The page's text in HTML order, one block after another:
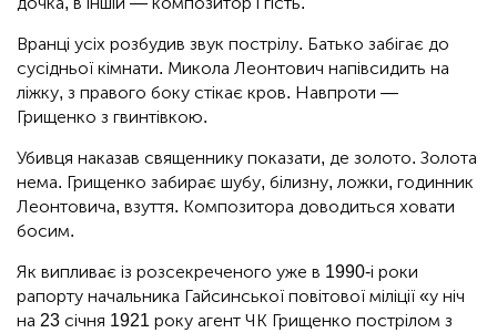
Вранці усіх розбудив звук пострілу. Батько забігає до
сусідньої кімнати. Микола Леонтович напівсидить на
ліжку, з правого боку стікає кров. Навпроти —
Грищенко з гвинтівкою.
Убивця наказав священнику показати, де золото. Золота
нема. Грищенко забирає шубу, білизну, ложки, годинник
Леонтовича, взуття. Композитора доводиться ховати
босим.
Як випливає із розсекреченого уже в 1990-і роки
рапорту начальника Гайсинської повітової міліції «у ніч
на 23 січня 1921 року агент ЧК Грищенко пострілом з